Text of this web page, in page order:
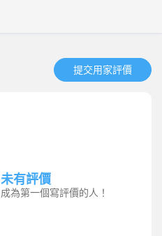
提交用家評價​
未有評價
成為第一個寫評價的人！